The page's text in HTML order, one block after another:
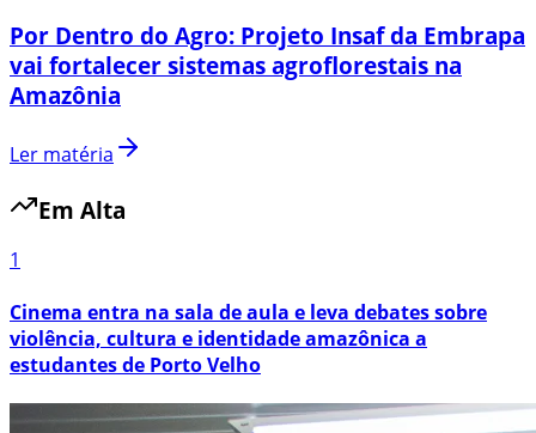
Por Dentro do Agro: Projeto Insaf da Embrapa
vai fortalecer sistemas agroflorestais na
Amazônia
Ler matéria
Em Alta
1
Cinema entra na sala de aula e leva debates sobre
violência, cultura e identidade amazônica a
estudantes de Porto Velho